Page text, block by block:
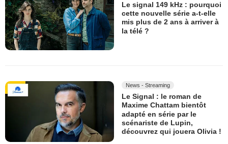
Le signal 149 kHz : pourquoi
cette nouvelle série a-t-elle
mis plus de 2 ans à arriver à
la télé ?
News - Streaming
Le Signal : le roman de
Maxime Chattam bientôt
adapté en série par le
scénariste de Lupin,
découvrez qui jouera Olivia !